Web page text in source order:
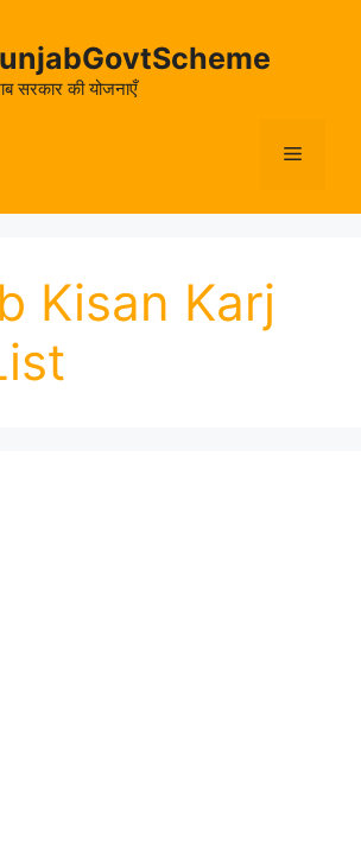
सरकार की योजनाएँ
Menu
Kisan Karj